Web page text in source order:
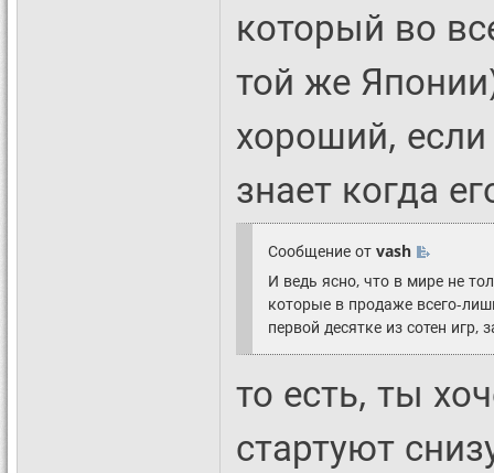
который во
той же
хороший,
знает когда
Сообщение от vash
И ведь ясно, что в мире не
которые в продаже всего-
первой десятке из сотен
то есть, ты
стартуют